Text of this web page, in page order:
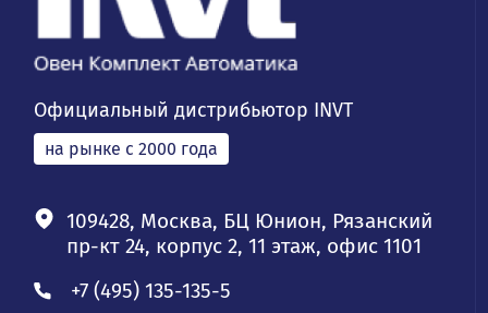
Официальный дистрибьютор INVT
на рынке с 2000 года
109428, Москва, БЦ Юнион, Рязанский
пр-кт 24, корпус 2, 11 этаж, офис 1101
+7 (495) 135-135-5